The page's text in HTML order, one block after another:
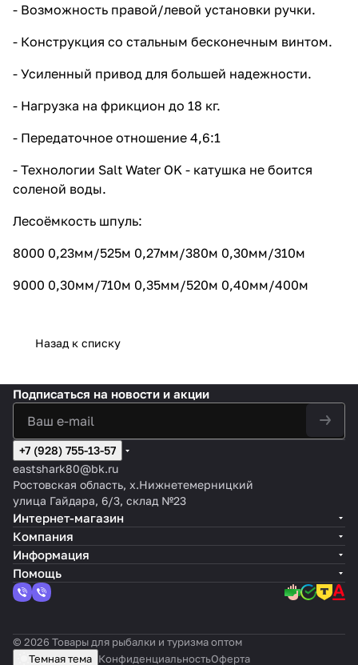
- Возможность правой/левой установки ручки.
- Конструкция со стальным бесконечным винтом.
- Усиленный привод для большей надежности.
- Нагрузка на фрикцион до 18 кг.
- Передаточное отношение 4,6:1
- Технологии Salt Water OK - катушка не боится
соленой воды.
Лесоёмкость шпуль:
8000 0,23мм/525м 0,27мм/380м 0,30мм/310м
9000 0,30мм/710м 0,35мм/520м 0,40мм/400м
Назад к списку
Подписаться на новости и акции
+7 (928) 755-13-57
eastshark80@bk.ru
Ростовская область, х.Нижнетемерницкий
улица Гайдара, 6/3, склад №23
Интернет-магазин
Компания
Информация
Помощь
© 2026 Товары для рыбалки и туризма оптом
Темная тема КонфиденциальностьОферта